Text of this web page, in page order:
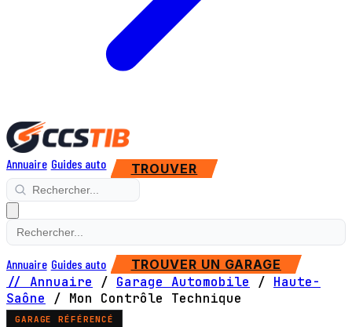
Annuaire Guides auto TROUVER
Annuaire Guides auto TROUVER UN GARAGE
// Annuaire / Garage Automobile / Haute-
Saône
/ Mon Contrôle Technique
GARAGE RÉFÉRENCÉ